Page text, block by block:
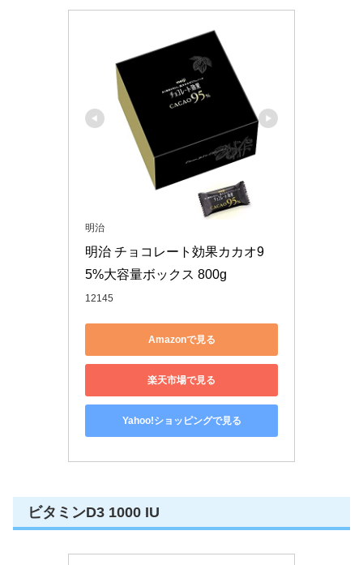
明治
明治 チョコレート効果カカオ9
5%大容量ボックス 800g
12145
Amazonで見る
楽天市場で見る
Yahoo!ショッピングで見る
ビタミンD3 1000 IU